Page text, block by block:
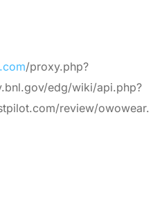
/proxy.php?
edg/wiki/api.php?
review/owowear.